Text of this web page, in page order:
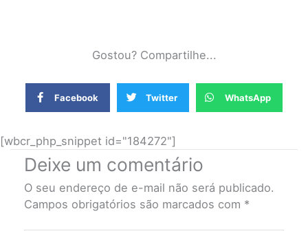
Gostou? Compartilhe...
Facebook Twitter WhatsApp
[wbcr_php_snippet id="184272"]
Deixe um comentário
O seu endereço de e-mail não será publicado.
Campos obrigatórios são marcados com *